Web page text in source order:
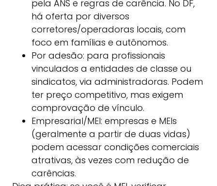
pela ANS e regras de carência. No DF,
há oferta por diversos
corretores/operadoras locais, com
foco em famílias e autônomos.
Por adesão: para profissionais
vinculados a entidades de classe ou
sindicatos, via administradoras. Podem
ter preço competitivo, mas exigem
comprovação de vínculo.
Empresarial/MEI: empresas e MEIs
(geralmente a partir de duas vidas)
podem acessar condições comerciais
atrativas, às vezes com redução de
carências.